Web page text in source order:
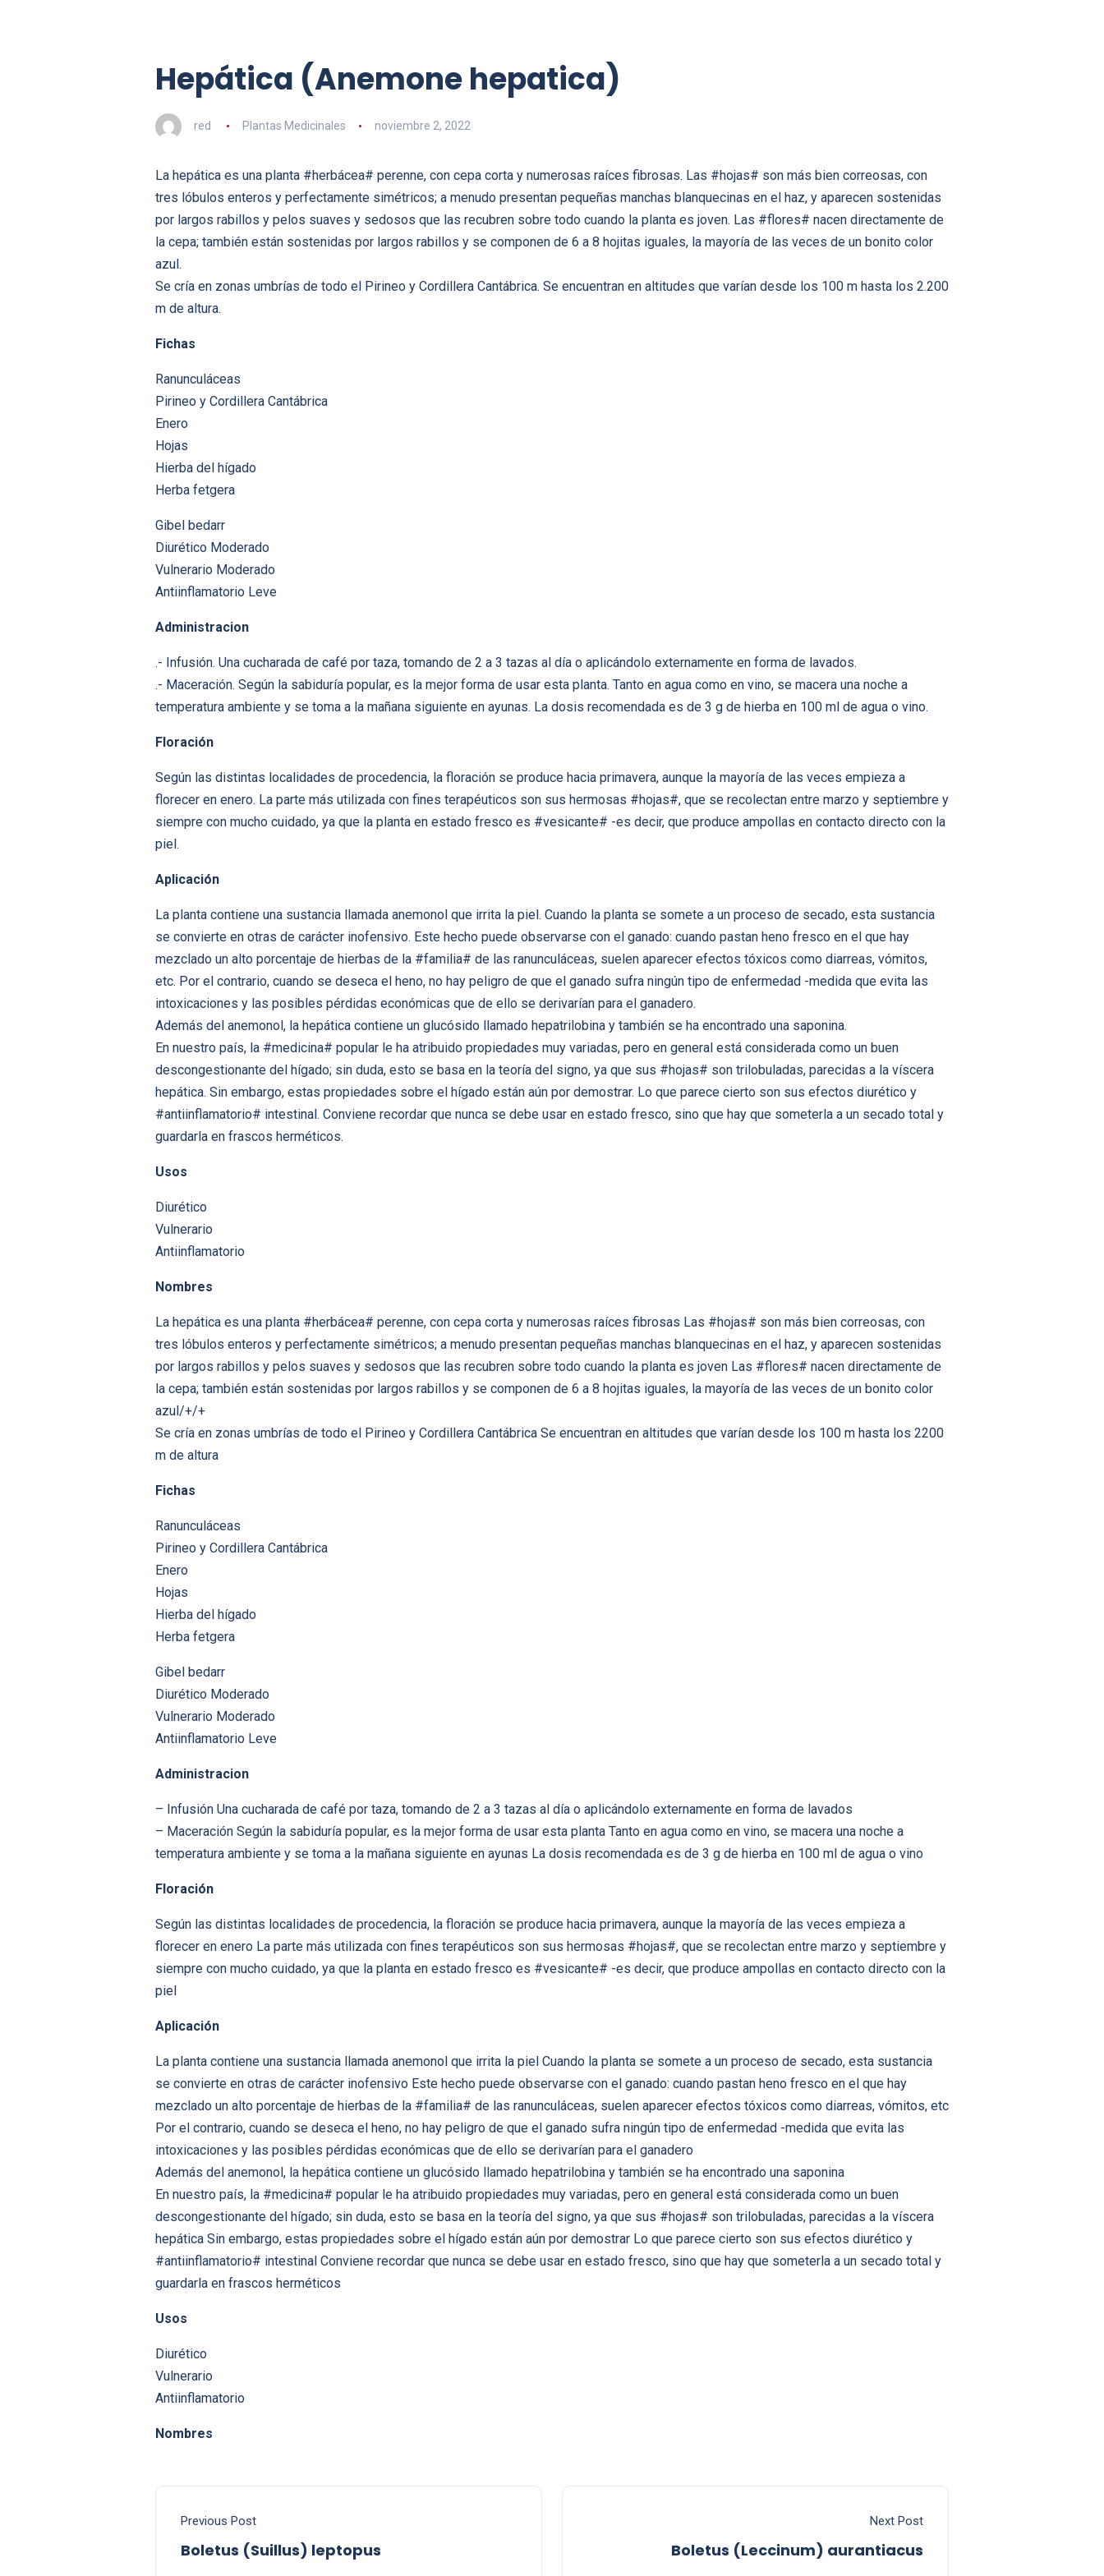
Hepática (Anemone hepatica)
red Plantas Medicinales noviembre 2, 2022
La hepática es una planta #herbácea# perenne, con cepa corta y numerosas raíces fibrosas. Las #hojas# son más bien correosas, con
tres lóbulos enteros y perfectamente simétricos; a menudo presentan pequeñas manchas blanquecinas en el haz, y aparecen sostenidas
por largos rabillos y pelos suaves y sedosos que las recubren sobre todo cuando la planta es joven. Las #flores# nacen directamente de
la cepa; también están sostenidas por largos rabillos y se componen de 6 a 8 hojitas iguales, la mayoría de las veces de un bonito color
azul.
Se cría en zonas umbrías de todo el Pirineo y Cordillera Cantábrica. Se encuentran en altitudes que varían desde los 100 m hasta los 2.200
m de altura.
Fichas
Ranunculáceas
Pirineo y Cordillera Cantábrica
Enero
Hojas
Hierba del hígado
Herba fetgera
Gibel bedarr
Diurético Moderado
Vulnerario Moderado
Antiinflamatorio Leve
Administracion
.- Infusión. Una cucharada de café por taza, tomando de 2 a 3 tazas al día o aplicándolo externamente en forma de lavados.
.- Maceración. Según la sabiduría popular, es la mejor forma de usar esta planta. Tanto en agua como en vino, se macera una noche a
temperatura ambiente y se toma a la mañana siguiente en ayunas. La dosis recomendada es de 3 g de hierba en 100 ml de agua o vino.
Floración
Según las distintas localidades de procedencia, la floración se produce hacia primavera, aunque la mayoría de las veces empieza a
florecer en enero. La parte más utilizada con fines terapéuticos son sus hermosas #hojas#, que se recolectan entre marzo y septiembre y
siempre con mucho cuidado, ya que la planta en estado fresco es #vesicante# -es decir, que produce ampollas en contacto directo con la
piel.
Aplicación
La planta contiene una sustancia llamada anemonol que irrita la piel. Cuando la planta se somete a un proceso de secado, esta sustancia
se convierte en otras de carácter inofensivo. Este hecho puede observarse con el ganado: cuando pastan heno fresco en el que hay
mezclado un alto porcentaje de hierbas de la #familia# de las ranunculáceas, suelen aparecer efectos tóxicos como diarreas, vómitos,
etc. Por el contrario, cuando se deseca el heno, no hay peligro de que el ganado sufra ningún tipo de enfermedad -medida que evita las
intoxicaciones y las posibles pérdidas económicas que de ello se derivarían para el ganadero.
Además del anemonol, la hepática contiene un glucósido llamado hepatrilobina y también se ha encontrado una saponina.
En nuestro país, la #medicina# popular le ha atribuido propiedades muy variadas, pero en general está considerada como un buen
descongestionante del hígado; sin duda, esto se basa en la teoría del signo, ya que sus #hojas# son trilobuladas, parecidas a la víscera
hepática. Sin embargo, estas propiedades sobre el hígado están aún por demostrar. Lo que parece cierto son sus efectos diurético y
#antiinflamatorio# intestinal. Conviene recordar que nunca se debe usar en estado fresco, sino que hay que someterla a un secado total y
guardarla en frascos herméticos.
Usos
Diurético
Vulnerario
Antiinflamatorio
Nombres
La hepática es una planta #herbácea# perenne, con cepa corta y numerosas raíces fibrosas Las #hojas# son más bien correosas, con
tres lóbulos enteros y perfectamente simétricos; a menudo presentan pequeñas manchas blanquecinas en el haz, y aparecen sostenidas
por largos rabillos y pelos suaves y sedosos que las recubren sobre todo cuando la planta es joven Las #flores# nacen directamente de
la cepa; también están sostenidas por largos rabillos y se componen de 6 a 8 hojitas iguales, la mayoría de las veces de un bonito color
azul/+/+
Se cría en zonas umbrías de todo el Pirineo y Cordillera Cantábrica Se encuentran en altitudes que varían desde los 100 m hasta los 2200
m de altura
Fichas
Ranunculáceas
Pirineo y Cordillera Cantábrica
Enero
Hojas
Hierba del hígado
Herba fetgera
Gibel bedarr
Diurético Moderado
Vulnerario Moderado
Antiinflamatorio Leve
Administracion
– Infusión Una cucharada de café por taza, tomando de 2 a 3 tazas al día o aplicándolo externamente en forma de lavados
– Maceración Según la sabiduría popular, es la mejor forma de usar esta planta Tanto en agua como en vino, se macera una noche a
temperatura ambiente y se toma a la mañana siguiente en ayunas La dosis recomendada es de 3 g de hierba en 100 ml de agua o vino
Floración
Según las distintas localidades de procedencia, la floración se produce hacia primavera, aunque la mayoría de las veces empieza a
florecer en enero La parte más utilizada con fines terapéuticos son sus hermosas #hojas#, que se recolectan entre marzo y septiembre y
siempre con mucho cuidado, ya que la planta en estado fresco es #vesicante# -es decir, que produce ampollas en contacto directo con la
piel
Aplicación
La planta contiene una sustancia llamada anemonol que irrita la piel Cuando la planta se somete a un proceso de secado, esta sustancia
se convierte en otras de carácter inofensivo Este hecho puede observarse con el ganado: cuando pastan heno fresco en el que hay
mezclado un alto porcentaje de hierbas de la #familia# de las ranunculáceas, suelen aparecer efectos tóxicos como diarreas, vómitos, etc
Por el contrario, cuando se deseca el heno, no hay peligro de que el ganado sufra ningún tipo de enfermedad -medida que evita las
intoxicaciones y las posibles pérdidas económicas que de ello se derivarían para el ganadero
Además del anemonol, la hepática contiene un glucósido llamado hepatrilobina y también se ha encontrado una saponina
En nuestro país, la #medicina# popular le ha atribuido propiedades muy variadas, pero en general está considerada como un buen
descongestionante del hígado; sin duda, esto se basa en la teoría del signo, ya que sus #hojas# son trilobuladas, parecidas a la víscera
hepática Sin embargo, estas propiedades sobre el hígado están aún por demostrar Lo que parece cierto son sus efectos diurético y
#antiinflamatorio# intestinal Conviene recordar que nunca se debe usar en estado fresco, sino que hay que someterla a un secado total y
guardarla en frascos herméticos
Usos
Diurético
Vulnerario
Antiinflamatorio
Nombres
Previous Post
Boletus (Suillus) leptopus
Next Post
Boletus (Leccinum) aurantiacus